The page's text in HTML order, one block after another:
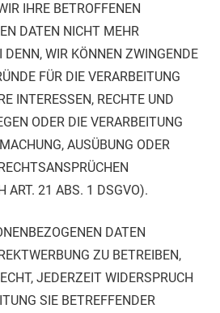
IHRE BETROFFENEN
DATEN NICHT MEHR
DENN, WIR KÖNNEN ZWINGENDE
FÜR DIE VERARBEITUNG
INTERESSEN, RECHTE UND
ODER DIE VERARBEITUNG
AUSÜBUNG ODER
ART. 21 ABS. 1 DSGVO).
DATEN
ZU BETREIBEN,
JEDERZEIT WIDERSPRUCH
SIE BETREFFENDER